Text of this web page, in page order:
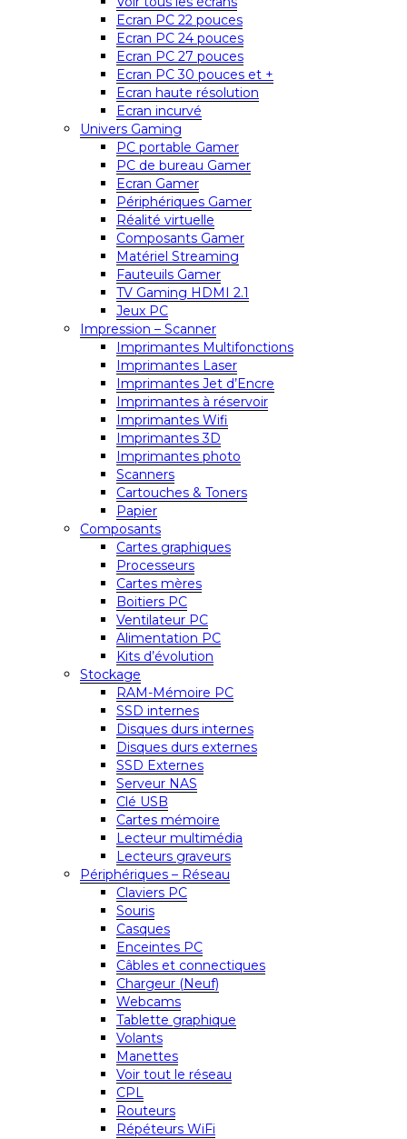
Ecran PC 22 pouces
Ecran PC 24 pouces
Ecran PC 27 pouces
Ecran PC 30 pouces et +
Ecran haute résolution
Ecran incurvé
Univers Gaming
PC portable Gamer
PC de bureau Gamer
Ecran Gamer
Périphériques Gamer
Réalité virtuelle
Composants Gamer
Matériel Streaming
Fauteuils Gamer
TV Gaming HDMI 2.1
Jeux PC
Impression – Scanner
Imprimantes Multifonctions
Imprimantes Laser
Imprimantes Jet d’Encre
Imprimantes à réservoir
Imprimantes Wifi
Imprimantes 3D
Imprimantes photo
Scanners
Cartouches & Toners
Papier
Composants
Cartes graphiques
Processeurs
Cartes mères
Boitiers PC
Ventilateur PC
Alimentation PC
Kits d’évolution
Stockage
RAM-Mémoire PC
SSD internes
Disques durs internes
Disques durs externes
SSD Externes
Serveur NAS
Clé USB
Cartes mémoire
Lecteur multimédia
Lecteurs graveurs
Périphériques – Réseau
Claviers PC
Souris
Casques
Enceintes PC
Câbles et connectiques
Chargeur (Neuf)
Webcams
Tablette graphique
Volants
Manettes
Voir tout le réseau
CPL
Routeurs
Répéteurs WiFi